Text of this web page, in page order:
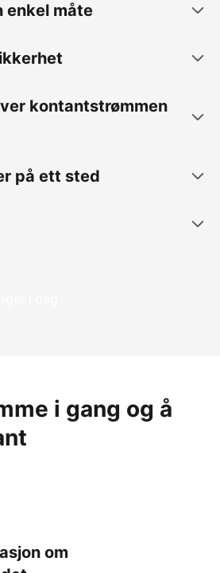
enkel måte
kontantstrømmen
på ett sted
i dag
i gang og å
om